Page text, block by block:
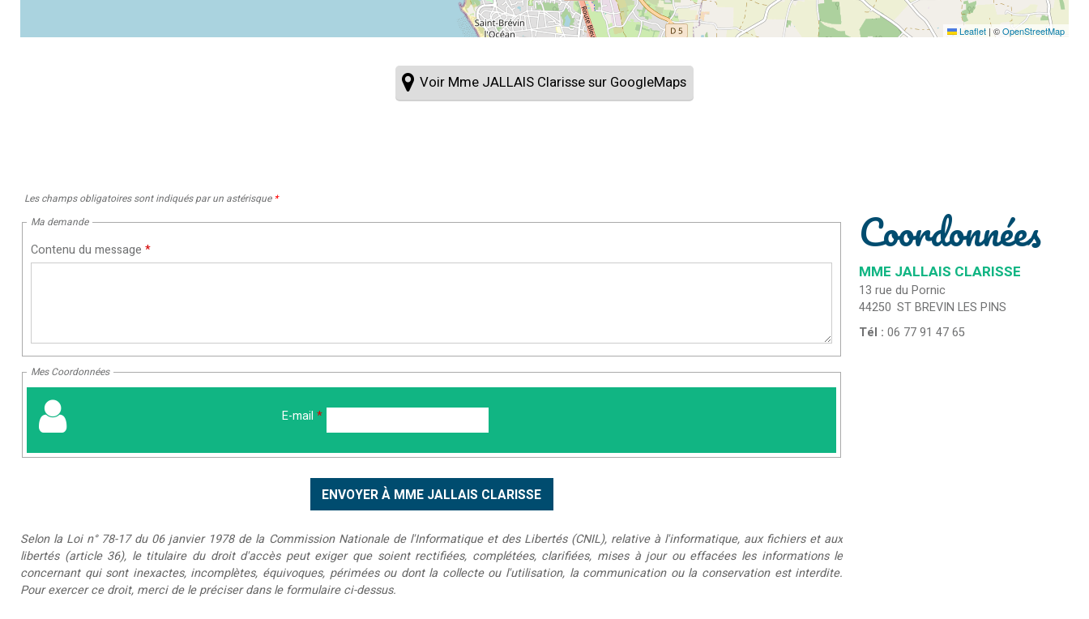
Leaflet |©OpenStreetMap
Voir Mme JALLAIS Clarisse sur GoogleMaps
Les champs obligatoires sont indiqués par un astérisque *
Ma demande
Contenu du message *
Mes Coordonnées
E-mail *
Selon la Loi n° 78-17 du 06 janvier 1978 de la Commission Nationale de l'Informatique et des Libertés (CNIL), relative à l'informatique, aux fichiers et aux
libertés (article 36), le titulaire du droit d'accès peut exiger que soient rectifiées, complétées, clarifiées, mises à jour ou effacées les informations le
concernant qui sont inexactes, incomplètes, équivoques, périmées ou dont la collecte ou l'utilisation, la communication ou la conservation est interdite.
Pour exercer ce droit, merci de le préciser dans le formulaire ci-dessus.
Coordonnées
MME JALLAIS CLARISSE
13 rue du Pornic
44250 ST BREVIN LES PINS
Tél :06 77 91 47 65